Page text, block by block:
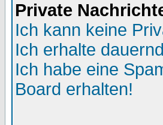
Private
Ich kann keine
Ich erhalte
Ich habe eine
Board erhalten!